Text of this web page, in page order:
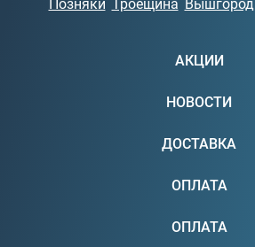
Позняки Троещина Вышгород
АКЦИИ
НОВОСТИ
ДОСТАВКА
ОПЛАТА
ОПЛАТА